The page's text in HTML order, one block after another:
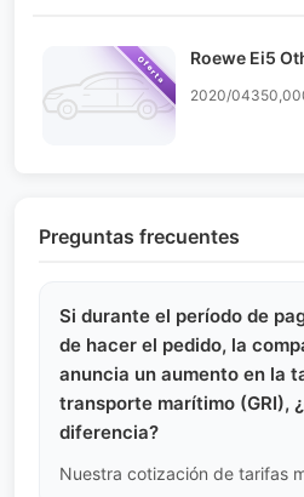
Oferta Roewe Ei5
2020/04
Preguntas frecuentes
Si durante el período de
de hacer el pedido, la
anuncia un aumento en la
transporte marítimo (GRI),
diferencia?